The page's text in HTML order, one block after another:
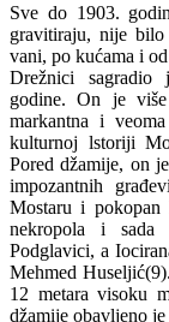
Sve do 1903.
gravitiraju, nije
vani, po kućama i
Drežnici sagradio
godine. On je
markantna i
kulturnoj lstoriji
Pored džamije, on
impozantnih
Mostaru i
nekropola i sada
Podglavici, a
Mehmed
12 metara visoku
džamije obavljeno